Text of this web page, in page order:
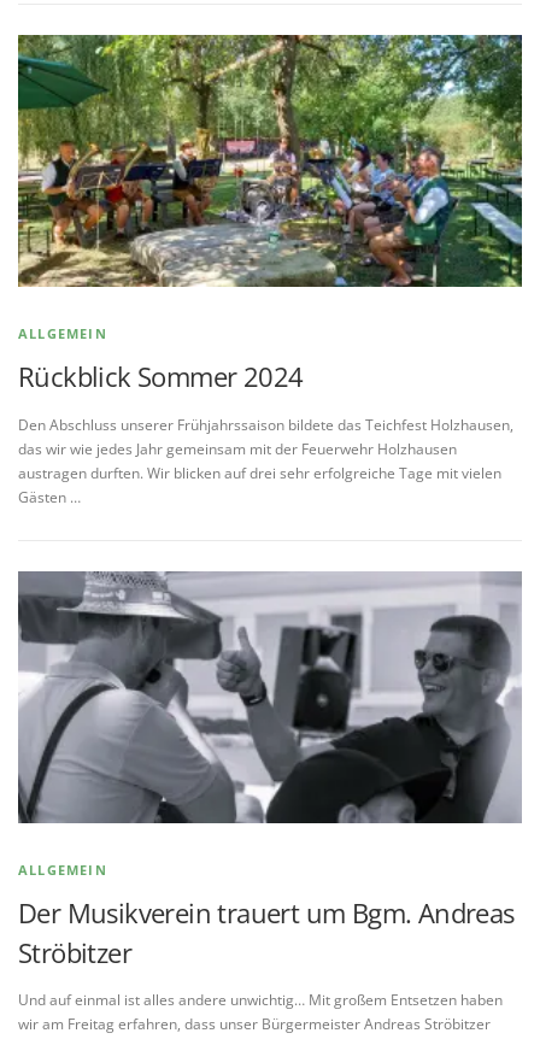
ALLGEMEIN
Rückblick Sommer 2024
Den Abschluss unserer Frühjahrssaison bildete das Teichfest Holzhausen,
das wir wie jedes Jahr gemeinsam mit der Feuerwehr Holzhausen
austragen durften. Wir blicken auf drei sehr erfolgreiche Tage mit vielen
Gästen …
ALLGEMEIN
Der Musikverein trauert um Bgm. Andreas
Ströbitzer
Und auf einmal ist alles andere unwichtig… Mit großem Entsetzen haben
wir am Freitag erfahren, dass unser Bürgermeister Andreas Ströbitzer